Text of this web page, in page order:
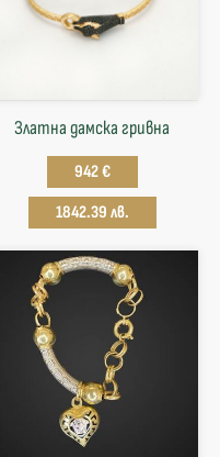
Златна дамска гривна
942 €
1842.39 лв.